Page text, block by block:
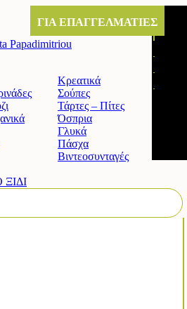
ΓΙΑ ΕΠΑΓΓΕΛΜΑΤΙΕΣ
Κρεατικά
Σούπες
Τάρτες – Πίτες
Όσπρια
Γλυκά
Πάσχα
Βιντεοσυνταγές
ξίδι με μέλι